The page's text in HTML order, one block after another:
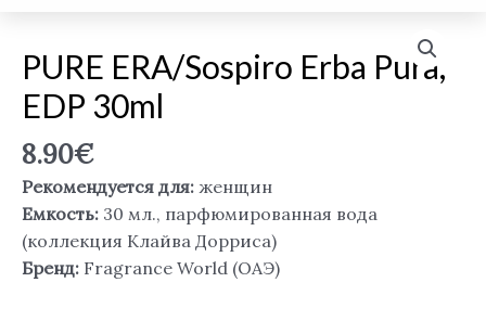
PURE ERA/Sospiro Erba Pura,
EDP 30ml
8.90€
Рекомендуется для: женщин
Емкость: 30 мл., парфюмированная вода
(коллекция Клайва Дорриса)
Бренд: Fragrance World (ОАЭ)